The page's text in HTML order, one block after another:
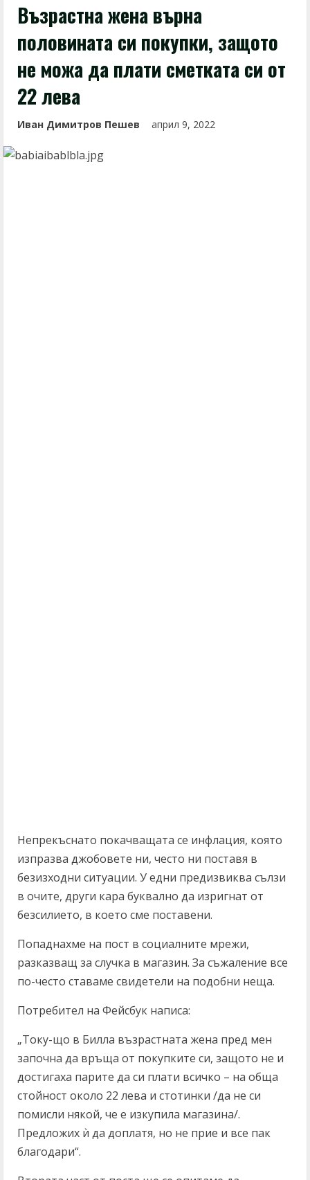
Възрастна жена върна
половината си покупки, защото
не можа да плати сметката си от
22 лева
Иван Димитров Пешев април 9, 2022
Непрекъснато покачващата се инфлация, която
изпразва джобовете ни, често ни поставя в
безизходни ситуации. У едни предизвиква сълзи
в очите, други кара буквално да изригнат от
безсилието, в което сме поставени.
Попаднахме на пост в социалните мрежи,
разказващ за случка в магазин. За съжаление все
по-често ставаме свидетели на подобни неща.
Потребител на Фейсбук написа:
„Току-що в Билла възрастната жена пред мен
започна да връща от покупките си, защото не и
достигаха парите да си плати всичко – на обща
стойност около 22 лева и стотинки /да не си
помисли някой, че е изкупила магазина/.
Предложих ѝ да доплатя, но не прие и все пак
благодари“.